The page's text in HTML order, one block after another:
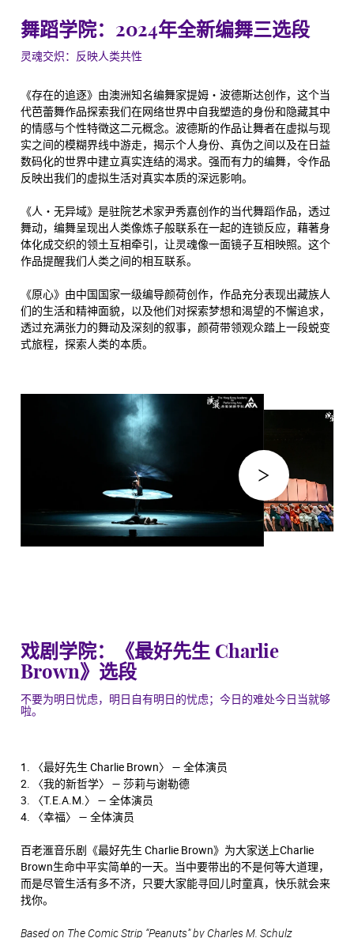
舞蹈学院：2024年全新编舞三选段
灵魂交炽：反映人类共性
《存在的追逐》由澳洲知名编舞家提姆・波德斯达创作，这个当
代芭蕾舞作品探索我们在网络世界中自我塑造的身份和隐藏其中
的情感与个性特徵这二元概念。波德斯的作品让舞者在虚拟与现
实之间的模糊界线中游走，揭示个人身份、真伪之间以及在日益
数码化的世界中建立真实连结的渴求。强而有力的编舞，令作品
反映出我们的虚拟生活对真实本质的深远影响。
《人・无异域》是驻院艺术家尹秀嘉创作的当代舞蹈作品，透过
舞动，编舞呈现出人类像炼子般联系在一起的连锁反应，藉著身
体化成交织的领土互相牵引，让灵魂像一面镜子互相映照。这个
作品提醒我们人类之间的相互联系。
《原心》由中国国家一级编导颜荷创作，作品充分表现出藏族人
们的生活和精神面貌，以及他们对探索梦想和渴望的不懈追求，
透过充满张力的舞动及深刻的叙事，颜荷带领观众踏上一段蜕变
式旅程，探索人类的本质。
戏剧学院：《最好先生 Charlie
Brown》选段
不要为明日忧虑，明日自有明日的忧虑；今日的难处今日当就够
啦。
1. 〈最好先生 Charlie Brown〉 — 全体演员
2. 〈我的新哲学〉 — 莎莉与谢勒德
3. 〈T.E.A.M.〉 — 全体演员
4. 〈幸福〉 — 全体演员
百老滙音乐剧《最好先生 Charlie Brown》为大家送上Charlie
Brown生命中平实简单的一天。当中要带出的不是何等大道理，
而是尽管生活有多不济，只要大家能寻回儿时童真，快乐就会来
找你。
Based on The Comic Strip “Peanuts” by Charles M. Schulz